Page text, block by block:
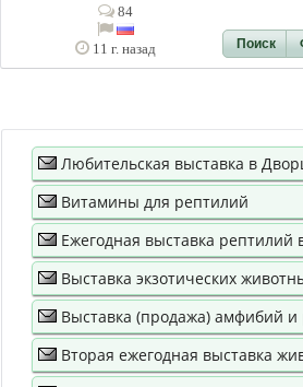
84
11 г. назад Поиск
Любительская выставка в
Витамины для рептилий
Ежегодная выставка рептилий
Выставка экзотических
Выставка (продажа) амфибий
Вторая ежегодная выставка